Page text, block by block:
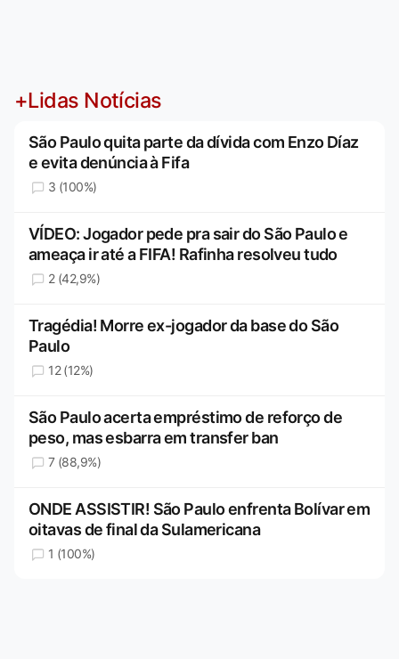
+Lidas Notícias
São Paulo quita parte da dívida com Enzo Díaz
e evita denúncia à Fifa
3 (100%)
VÍDEO: Jogador pede pra sair do São Paulo e
ameaça ir até a FIFA! Rafinha resolveu tudo
2 (42,9%)
Tragédia! Morre ex-jogador da base do São
Paulo
12 (12%)
São Paulo acerta empréstimo de reforço de
peso, mas esbarra em transfer ban
7 (88,9%)
ONDE ASSISTIR! São Paulo enfrenta Bolívar em
oitavas de final da Sulamericana
1 (100%)